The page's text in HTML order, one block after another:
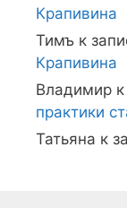
Крапивина
Тимъ к
Крапивина
Владимир
практики
Татьяна к